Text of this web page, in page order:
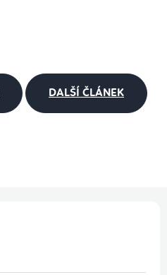
DALŠÍ ČLÁNEK